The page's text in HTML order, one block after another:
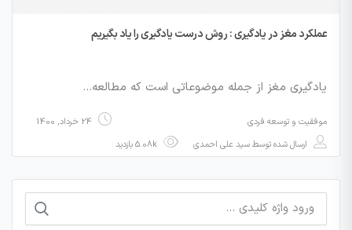
عملکرد مغز در یادگیری : روش درست یادگیری را یاد بگیریم
یادگیری مغز از جمله موضوعاتی است که مطالعه…
موفقیت و توسعه فردی
24 خرداد, 1400
ارسال شده توسطسید علی احمدی
جستجو
برای: